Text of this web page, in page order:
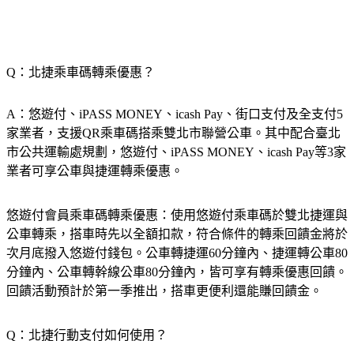
Q：北捷乘車碼轉乘優惠？
A：悠遊付、iPASS MONEY、icash Pay、街口支付及全支付5
家業者，支援QR乘車碼搭乘雙北市聯營公車。其中配合臺北
市公共運輸處規劃，悠遊付、iPASS MONEY、icash Pay等3家
業者可享公車與捷運轉乘優惠。
悠遊付會員乘車碼轉乘優惠：使用悠遊付乘車碼於雙北捷運與
公車轉乘，搭車時先以全額扣款，符合條件的轉乘回饋金將於
次月底撥入悠遊付錢包。公車轉捷運60分鐘內、捷運轉公車80
分鐘內、公車轉幹線公車80分鐘內，皆可享有轉乘優惠回饋。
回饋活動預計於第一季推出，搭車更便利還能賺回饋金。
Q：北捷行動支付如何使用？